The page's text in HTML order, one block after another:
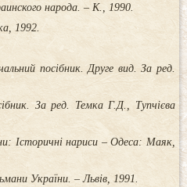
народа. – К., 1990.
1992.
посібник. Друге вид. За ред.
За ред. Темка Г.Д., Тупчієва
Історичні нариси – Одеса: Маяк,
України. – Львів, 1991.